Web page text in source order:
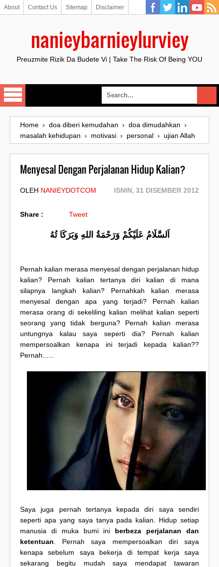
About Contact Us Sitemap Disclaimer
nanieybarnieylurviey
Preuzmite Rizik Da Budete Vi | Take The Risk Of Being YOU
Home › doa diberi kemudahan › doa dimudahkan ›
masalah kehidupan › motivasi › personal › ujian Allah
Menyesal Dengan Perjalanan Hidup Kalian?
OLEH NANIEYDOTCOM ISNIN, 31 DISEMBER 2012
Share : Tweet
اَلسَّلَامُ عَلَيْكُمْ وَرَحْمَةُ اللهِ وَبَرَكَا تُهُ
Pernah kalian merasa menyesal dengan perjalanan hidup
kalian? Pernah kalian tertanya diri kalian di mana
silapnya langkah kalian? Pernahkah kalian merasa
menyesal dengan apa yang terjadi? Pernah kalian
merasa orang di sekeliling kalian melihat kalian seperti
seorang yang tidak berguna? Pernah kalian merasa
untungnya kalau saya seperti dia? Pernah kalian
mempersoalkan kenapa ini terjadi kepada kalian??
Pernah......
Saya juga pernah tertanya kepada diri saya sendiri
seperti apa yang saya tanya pada kalian. Hidup setiap
manusia di muka bumi ini berbeza perjalanan dan
ketentuan . Pernah saya mempersoalkan diri saya
kenapa sebelum saya bekerja di tempat kerja saya
sekarang begitu mudah saya mendapat tawaran